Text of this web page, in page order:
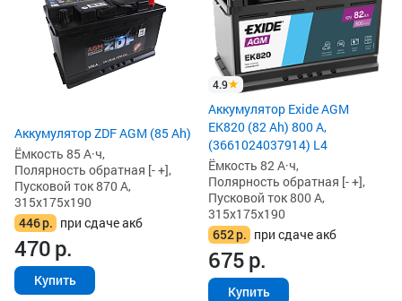
Аккумулятор ZDF AGM (85 Ah)
Ёмкость 85 А·ч,
Полярность обратная [- +],
Пусковой ток 870 А,
315x175x190
446р. при сдаче акб
470р.
Купить
4.9
Аккумулятор Exide AGM
EK820 (82 Ah) 800 А,
(3661024037914) L4
Ёмкость 82 А·ч,
Полярность обратная [- +],
Пусковой ток 800 А,
315x175x190
652р. при сдаче акб
675р.
Купить